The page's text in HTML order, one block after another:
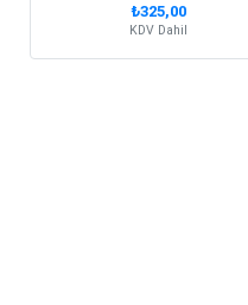
₺325,00
KDV Dahil